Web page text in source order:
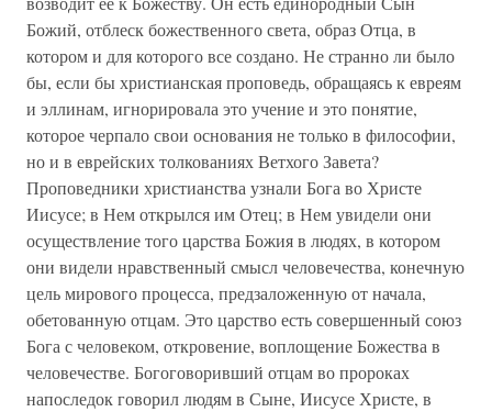
Божий, отблеск божественного света, образ Отца, в
котором и для которого все создано. Не странно ли было
бы, если бы христианская проповедь, обращаясь к евреям
и эллинам, игнорировала это учение и это понятие,
которое черпало свои основания не только в философии,
но и в еврейских толкованиях Ветхого Завета?
Проповедники христианства узнали Бога во Христе
Иисусе; в Нем открылся им Отец; в Нем увидели они
осуществление того царства Божия в людях, в котором
они видели нравственный смысл человечества, конечную
цель мирового процесса, предзаложенную от начала,
обетованную отцам. Это царство есть совершенный союз
Бога с человеком, откровение, воплощение Божества в
человечестве. Богоговоривший отцам во пророках
напоследок говорил людям в Сыне, Иисусе Христе, в